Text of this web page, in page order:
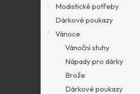
Modistické potřeby
Dárkové poukazy
Vánoce
Vánoční stuhy
Nápady pro dárky
Brože
Dárkové poukazy